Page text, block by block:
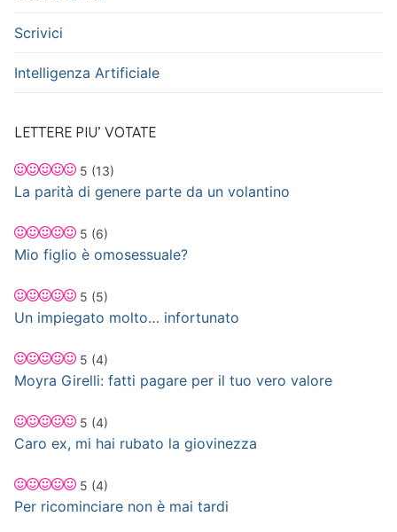
Scrivici
Intelligenza Artificiale
LETTERE PIU’ VOTATE
5 (13)
La parità di genere parte da un volantino
5 (6)
Mio figlio è omosessuale?
5 (5)
Un impiegato molto… infortunato
5 (4)
Moyra Girelli: fatti pagare per il tuo vero valore
5 (4)
Caro ex, mi hai rubato la giovinezza
5 (4)
Per ricominciare non è mai tardi